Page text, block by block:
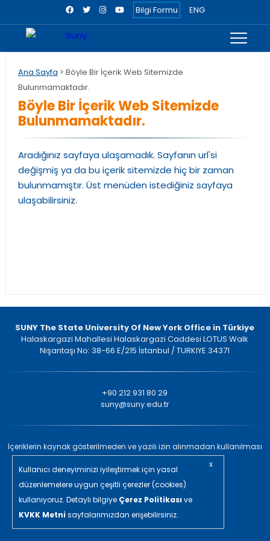
Bilgi Formu ENG
Ana Sayfa > Böyle Bir İçerik Web Sitemizde
Bulunmamaktadır.
Böyle Bir İçerik Web Sitemizde
Bulunmamaktadır.
Aradığınız sayfaya ulaşamadık. Sayfanın url'si
değişmiş ya da bu içerik sitemizde hiç bir zaman
bulunmamıştır. Üst menüden istediğiniz sayfaya
ulaşabilirsiniz.
SUNY The State University Of New York Office in Türkiye
Halaskargazi Mahallesi Halaskargazi Caddesi LOTUS Walk
Nişantaşı No: 38-66 E/215 İstanbul / TURKIYE 34371
+90 212 931 80 29
suny@suny.edu.tr
İçeriklerin kaynak gösterilmeden ve yazılı izin alınmadan kullanılması
yasaktır. © 2022 Tüm Hakları Saklıdır.
in/ajans
Kullanıcı deneyiminizi iyileştirmek için yasal
düzenlemelere uygun çeşitli çerezler (cookies)
kullanıyoruz. Detaylı bilgiye Çerez Politikasıve
KVKK Metnisayfalarımızdan erişebilirsiniz.
x